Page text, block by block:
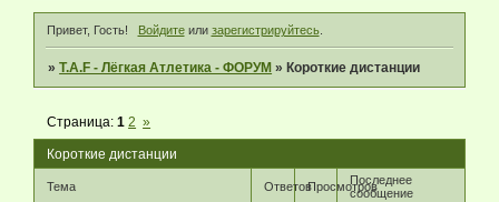
Привет, Гость! Войдитеили зарегистрируйтесь.
»T.A.F - Лёгкая Атлетика - ФОРУМ » Короткие дистанции
Короткие дистанции
Страница:1 2 »
Тема ОтветовПросмотровПоследнее
сообщение